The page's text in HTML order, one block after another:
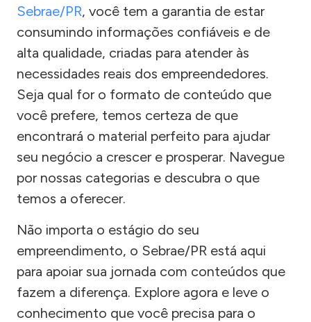
Sebrae/PR, você tem a garantia de estar
consumindo informações confiáveis e de
alta qualidade, criadas para atender às
necessidades reais dos empreendedores.
Seja qual for o formato de conteúdo que
você prefere, temos certeza de que
encontrará o material perfeito para ajudar
seu negócio a crescer e prosperar. Navegue
por nossas categorias e descubra o que
temos a oferecer.
Não importa o estágio do seu
empreendimento, o Sebrae/PR está aqui
para apoiar sua jornada com conteúdos que
fazem a diferença. Explore agora e leve o
conhecimento que você precisa para o